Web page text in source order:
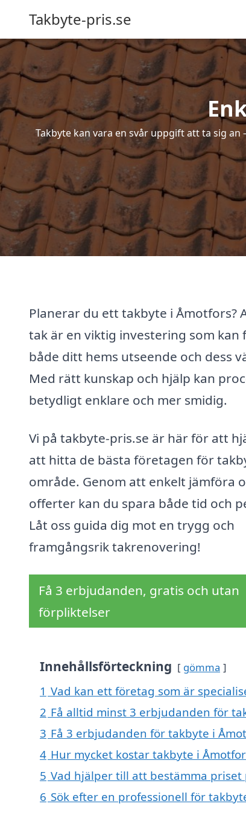
Takbyte-pris.se
Takbyte kan vara en svår uppgift att ta sig
Planerar du ett takbyte i Åmotfors?
tak är en viktig investering som kan
både ditt hems utseende och dess
Med rätt kunskap och hjälp kan
betydligt enklare och mer smidig.
Vi på takbyte-pris.se är här för att
att hitta de bästa företagen för
område. Genom att enkelt jämföra
offerter kan du spara både tid och
Låt oss guida dig mot en trygg och
framgångsrik takrenovering!
Få 3 erbjudanden, gratis och utan
förpliktelser
Innehållsförteckning gömma
1 Vad kan ett företag som är
2 Få alltid minst 3 erbjudanden för
3 Få 3 erbjudanden för takbyte i
4 Hur mycket kostar takbyte i
5 Vad hjälper till att bestämma priset
6 Sök efter en professionell för